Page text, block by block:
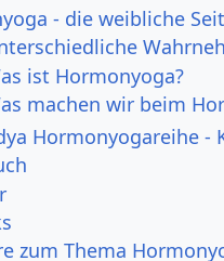
- die weibliche
ist Hormonyoga?
machen wir beim
Hormonyogareihe -
zum Thema